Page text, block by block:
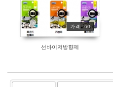
가격 : 60
선바이저방향제